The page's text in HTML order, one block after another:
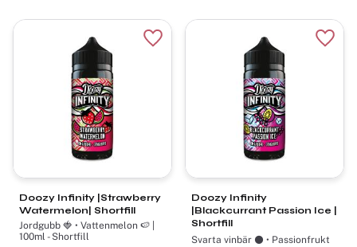
Doozy Infinity |Strawberry
Watermelon| Shortfill
Jordgubb 🍓 • Vattenmelon 🍉 |
100ml - Shortfill
Lägg till i favoriter
Doozy Infinity
|Blackcurrant Passion Ice |
Shortfill
Svarta vinbär ⚫ • Passionfrukt